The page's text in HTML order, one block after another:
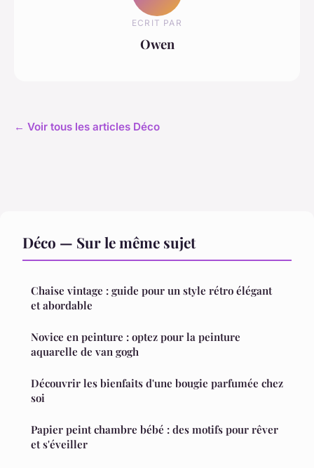
ECRIT PAR
Owen
← Voir tous les articles Déco
Déco — Sur le même sujet
Chaise vintage : guide pour un style rétro élégant
et abordable
Novice en peinture : optez pour la peinture
aquarelle de van gogh
Découvrir les bienfaits d'une bougie parfumée chez
soi
Papier peint chambre bébé : des motifs pour rêver
et s'éveiller